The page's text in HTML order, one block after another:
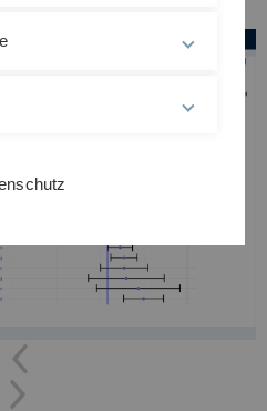
Previous